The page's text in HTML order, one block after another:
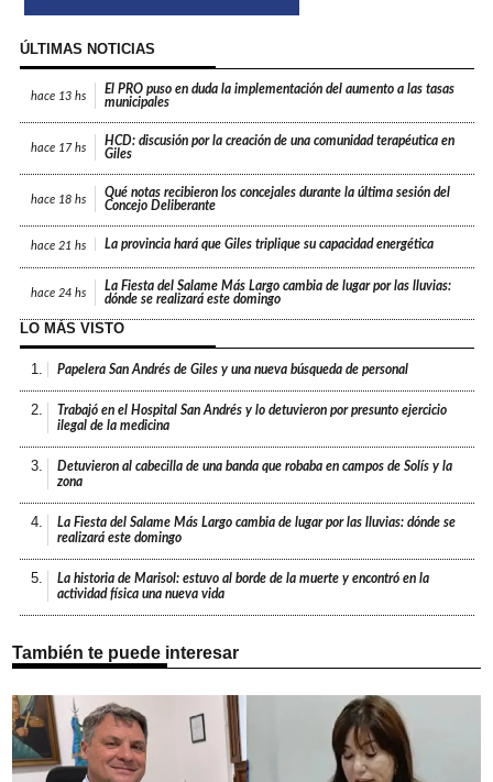
ÚLTIMAS NOTICIAS
hace 13 hs
El PRO puso en duda la implementación del aumento a las tasas
municipales
hace 17 hs
HCD: discusión por la creación de una comunidad terapéutica en
Giles
hace 18 hs
Qué notas recibieron los concejales durante la última sesión del
Concejo Deliberante
hace 21 hs La provincia hará que Giles triplique su capacidad energética
hace 24 hs
La Fiesta del Salame Más Largo cambia de lugar por las lluvias:
dónde se realizará este domingo
LO MÁS VISTO
1. Papelera San Andrés de Giles y una nueva búsqueda de personal
2.
Trabajó en el Hospital San Andrés y lo detuvieron por presunto ejercicio
ilegal de la medicina
3.
Detuvieron al cabecilla de una banda que robaba en campos de Solís y la
zona
4.
La Fiesta del Salame Más Largo cambia de lugar por las lluvias: dónde se
realizará este domingo
5.
La historia de Marisol: estuvo al borde de la muerte y encontró en la
actividad física una nueva vida
También te puede interesar